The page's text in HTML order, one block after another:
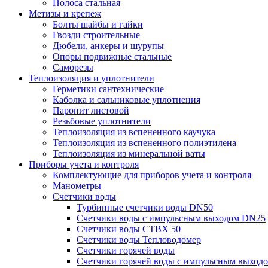
Полоса стальная
Метизы и крепеж
Болты шайбы и гайки
Гвозди строительные
Дюбели, анкеры и шурупы
Опоры подвижные стальные
Саморезы
Теплоизоляция и уплотнители
Герметики сантехнические
Каболка и сальниковые уплотнения
Паронит листовой
Резьбовые уплотнители
Теплоизоляция из вспененного каучука
Теплоизоляция из вспененного полиэтилена
Теплоизоляция из минеральной ваты
Приборы учета и контроля
Комплектующие для приборов учета и контроля
Манометры
Счетчики воды
Турбинные счетчики воды DN50
Счетчики воды с импульсным выходом DN25
Счетчики воды СТВХ 50
Счетчики воды Тепловодомер
Счетчики горячей воды
Счетчики горячей воды с импульсным